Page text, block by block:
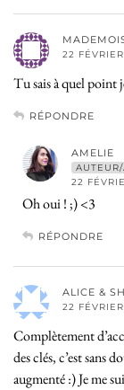
22
Tu sais à quel point
RÉPONDRE
AMELIE
22
Oh oui ! ;) <3
RÉPONDRE
ALICE &
22
Complètement
des clés, c’est sans
augmenté :) Je me